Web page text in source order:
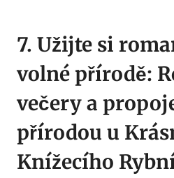
7. Užijte si
volné přírodě:
večery a
přírodou u
Knížecího